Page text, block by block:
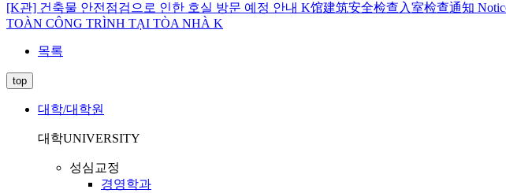
[K관] 건축물 안전점검으로 인한 호실 방문 예정 안내 K馆建筑安全检查入室检查通知
TOÀN CÔNG TRÌNH TẠI TÒA NHÀ K
목록
top
대학/대학원
대학UNIVERSITY
성심교정
경영학과